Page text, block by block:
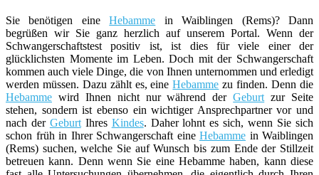
Sie benötigen eineHebamme in Waiblingen (Rems)? Dann
begrüßen wir Sie ganz herzlich auf unserem Portal. Wenn der
Schwangerschaftstest positiv ist, ist dies für viele einer der
glücklichsten Momente im Leben. Doch mit der Schwangerschaft
kommen auch viele Dinge, die von Ihnen unternommen und erledigt
werden müssen. Dazu zählt es, eineHebamme zu finden. Denn die
Hebamme wird Ihnen nicht nur während derGeburt zur Seite
stehen, sondern ist ebenso ein wichtiger Ansprechpartner vor und
nach der GeburtIhres Kindes. Daher lohnt es sich, wenn Sie sich
schon früh in Ihrer Schwangerschaft eine Hebamme in Waiblingen
(Rems) suchen, welche Sie auf Wunsch bis zum Ende der Stillzeit
betreuen kann. Denn wenn Sie eine Hebamme haben, kann diese